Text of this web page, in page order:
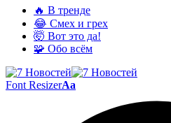
🔥 В тренде
😂 Смех и грех
🤯 Вот это да!
🧩 Обо всём
Font ResizerAa